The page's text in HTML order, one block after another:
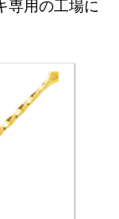
専用の工場に